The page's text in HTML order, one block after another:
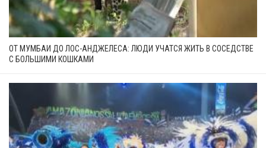
ОТ МУМБАИ ДО ЛОС-АНДЖЕЛЕСА: ЛЮДИ УЧАТСЯ ЖИТЬ В СОСЕДСТВЕ
С БОЛЬШИМИ КОШКАМИ